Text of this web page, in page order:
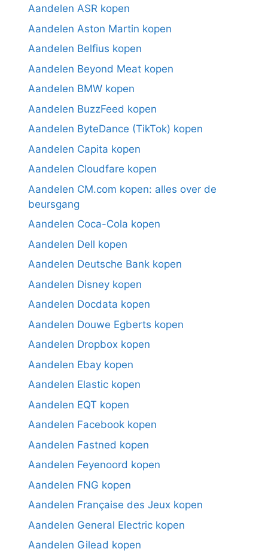
Aandelen ASR kopen
Aandelen Aston Martin kopen
Aandelen Belfius kopen
Aandelen Beyond Meat kopen
Aandelen BMW kopen
Aandelen BuzzFeed kopen
Aandelen ByteDance (TikTok) kopen
Aandelen Capita kopen
Aandelen Cloudfare kopen
Aandelen CM.com kopen: alles over de
beursgang
Aandelen Coca-Cola kopen
Aandelen Dell kopen
Aandelen Deutsche Bank kopen
Aandelen Disney kopen
Aandelen Docdata kopen
Aandelen Douwe Egberts kopen
Aandelen Dropbox kopen
Aandelen Ebay kopen
Aandelen Elastic kopen
Aandelen EQT kopen
Aandelen Facebook kopen
Aandelen Fastned kopen
Aandelen Feyenoord kopen
Aandelen FNG kopen
Aandelen Française des Jeux kopen
Aandelen General Electric kopen
Aandelen Gilead kopen